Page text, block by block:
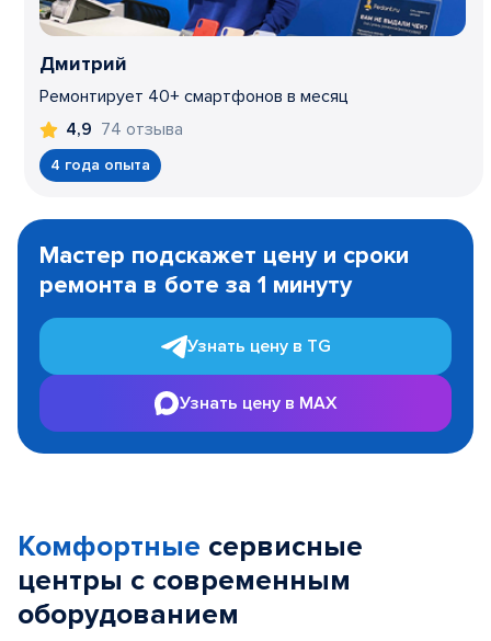
Дмитрий
Ремонтирует 40+ смартфонов в месяц
4,9 74 отзыва
4 года опыта
1
Мастер подскажет цену и сроки
ремонта в боте за 1 минуту
Узнать цену в TG
Узнать цену в MAX
Комфортные сервисные
центры с современным
оборудованием